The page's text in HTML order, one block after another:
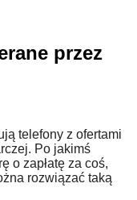
przez
telefony z ofertami
Po jakimś
o zapłatę za coś,
rozwiązać taką